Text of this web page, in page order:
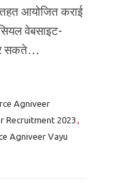
तहत आयोजित कराई
वेबसाइट-
सकते…
Agniveer
Recruitment 2023 ,
Agniveer Vayu